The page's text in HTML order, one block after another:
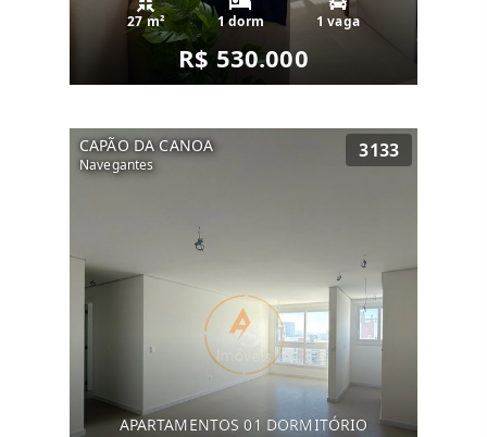
27 m² 1 dorm 1 vaga
R$ 530.000
CAPÃO DA CANOA
Navegantes
3133
APARTAMENTOS 01 DORMITÓRIO